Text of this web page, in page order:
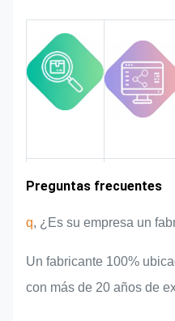
Experiencia en
Área de
Preguntas frecuentes
q, ¿Es su empresa un
Un fabricante 100%
con más de 20 años de